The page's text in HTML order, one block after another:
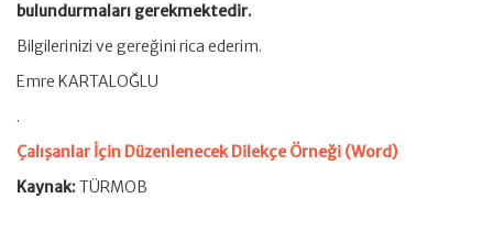
bulundurmaları gerekmektedir.
Bilgilerinizi ve gereğini rica ederim.
Emre KARTALOĞLU
.
Çalışanlar İçin Düzenlenecek Dilekçe Örneği (Word)
Kaynak:TÜRMOB